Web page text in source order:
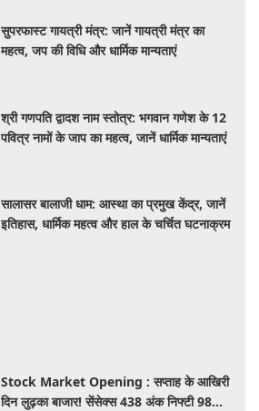
सुपरफास्ट गायत्री मंत्र: जानें गायत्री मंत्र का
महत्व, जप की विधि और धार्मिक मान्यताएं
श्री गणपति द्वादश नाम स्तोत्र: भगवान गणेश के 12
पवित्र नामों के जाप का महत्व, जानें धार्मिक मान्यताएं
सालासर बालाजी धाम: आस्था का प्रमुख केंद्र, जानें
इतिहास, धार्मिक महत्व और हाल के चर्चित घटनाक्रम
Stock Market Opening : सप्ताह के आखिरी
दिन लुढ़का बाजार! सेंसेक्स 438 अंक निफ्टी 98